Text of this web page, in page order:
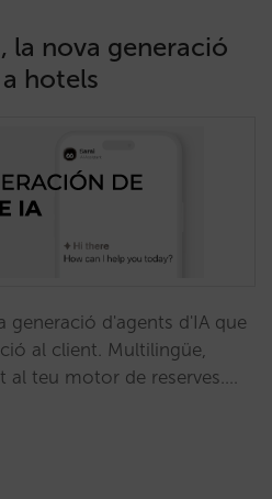
la nova generació
a hotels
generació d'agents d'IA que
al client. Multilingüe,
al teu motor de reserves.…